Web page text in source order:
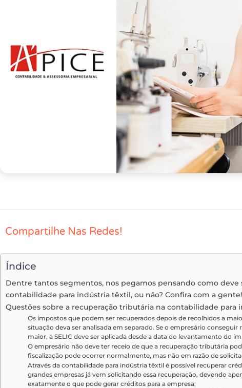
Compartilhe Nas Redes!
Índice
Dentre tantos segmentos, nos pegamos pensando como deve
contabilidade para indústria têxtil, ou não? Confira com a gente!
Questões sobre a recuperação tributária na contabilidade para
Os impostos que podem ser recuperados depois de recolhidos a
situação deva ser analisada em separado. Se o empresário
maior, a SELIC deve ser aplicada desde a data do levantamento do
O empresário não deve ter receio de que a recuperação tributária
fiscalização pode ocorrer normalmente, mas não em razão de
Através da contabilidade para indústria têxtil é possível recuperar
grandes empresas já vem solicitando essa recuperação, devendo
exatamente o que pode gerar créditos para a empresa;